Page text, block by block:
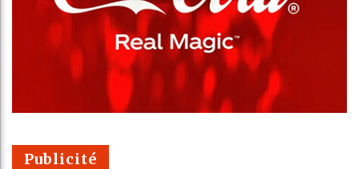
Publicité